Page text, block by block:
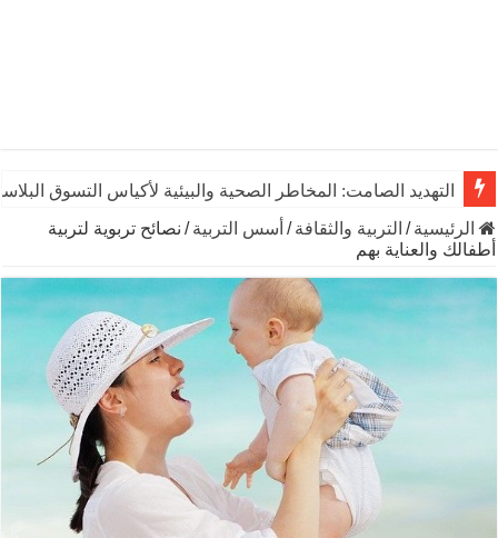
التهديد الصامت: المخاطر الصحية والبيئية لأكياس التسوق
يوم الشاي العالمي: رشفـة من التاريخ تنبض بالحياة والاقتصاد
الرئيسية / التربية والثقافة / أسس التربية / نصائح تربوية لتربية
أطفالك والعناية بهم